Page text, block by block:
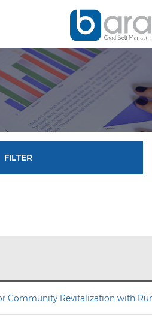
FILTER
PROJEKTI
Community Revitalization with